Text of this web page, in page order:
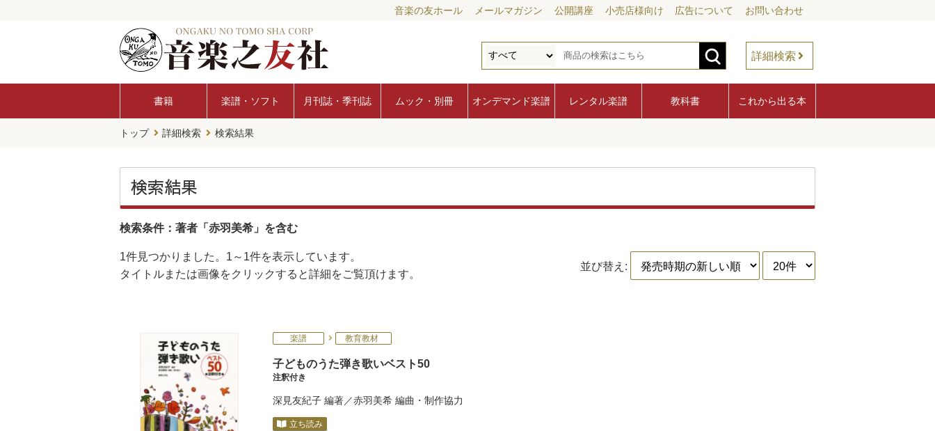
音楽の友ホール メールマガジン 公開講座 小売店様向け 広告について お問い合わせ
詳細検索
書籍 楽譜・ソフト 月刊誌・季刊誌 ムック・別冊 オンデマンド楽譜 レンタル楽譜 教科書 これから出る本
トップ 詳細検索 検索結果
検索結果
検索条件：著者「赤羽美希」を含む
1件見つかりました。 1～1件を表示しています。
タイトルまたは画像をクリックすると詳細をご覧頂けます。
並び替え:
楽譜 教育教材
子どものうた弾き歌いベスト50
注釈付き
深見友紀子 編著／赤羽美希 編曲・制作協力
立ち読み